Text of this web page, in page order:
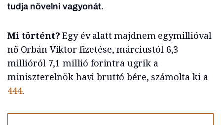
tudja növelni vagyonát.
Mi történt? Egy év alatt majdnem egymillióval
nő Orbán Viktor fizetése, márciustól 6,3
millióról 7,1 millió forintra ugrik a
miniszterelnök havi bruttó bére, számolta ki a
444.